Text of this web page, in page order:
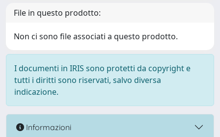
File in questo prodotto:
Non ci sono file associati a questo prodotto.
I documenti in IRIS sono protetti da copyright e
tutti i diritti sono riservati, salvo diversa
indicazione.
Informazioni